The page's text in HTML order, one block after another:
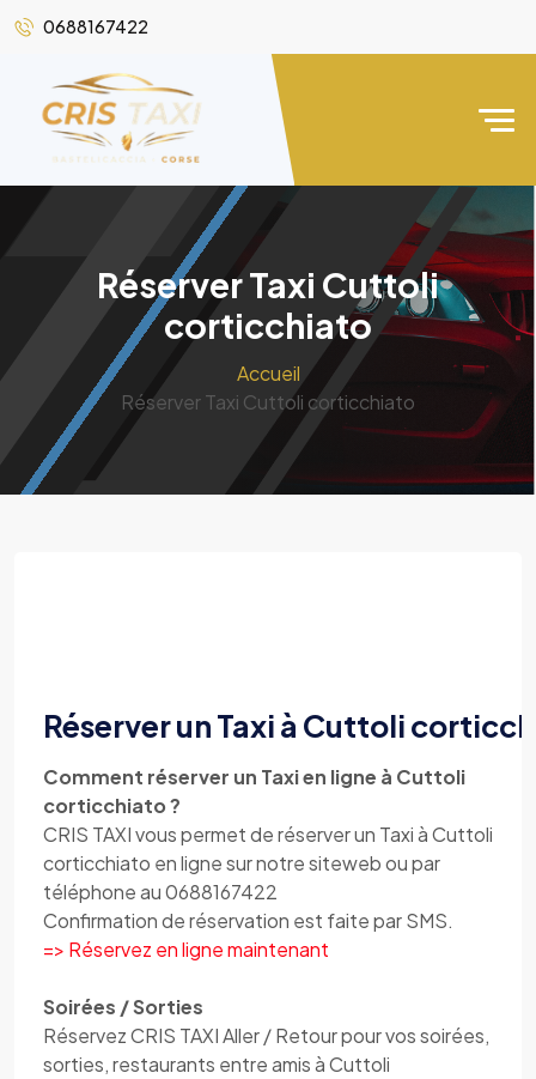
0688167422
Réserver Taxi Cuttoli
corticchiato
Accueil
Réserver Taxi Cuttoli corticchiato
Réserver un Taxi à Cuttoli
Comment réserver un Taxi en ligne à Cuttoli
corticchiato ?
CRIS TAXI vous permet de réserver un Taxi à Cuttoli
corticchiato en ligne sur notre siteweb ou par
téléphone au 0688167422
Confirmation de réservation est faite par SMS.
=> Réservez en ligne maintenant
Soirées / Sorties
Réservez CRIS TAXI Aller / Retour pour vos soirées,
sorties, restaurants entre amis à Cuttoli